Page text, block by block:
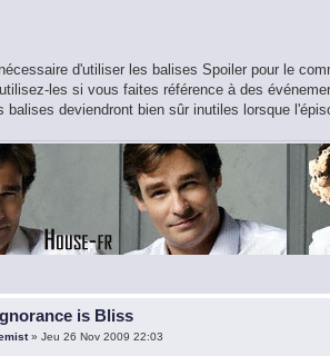
d'utiliser les balises Spoiler pour le
les si vous faites référence à des
balises deviendront bien sûr inutiles lorsque
is Bliss
» Jeu 26 Nov 2009 22:03